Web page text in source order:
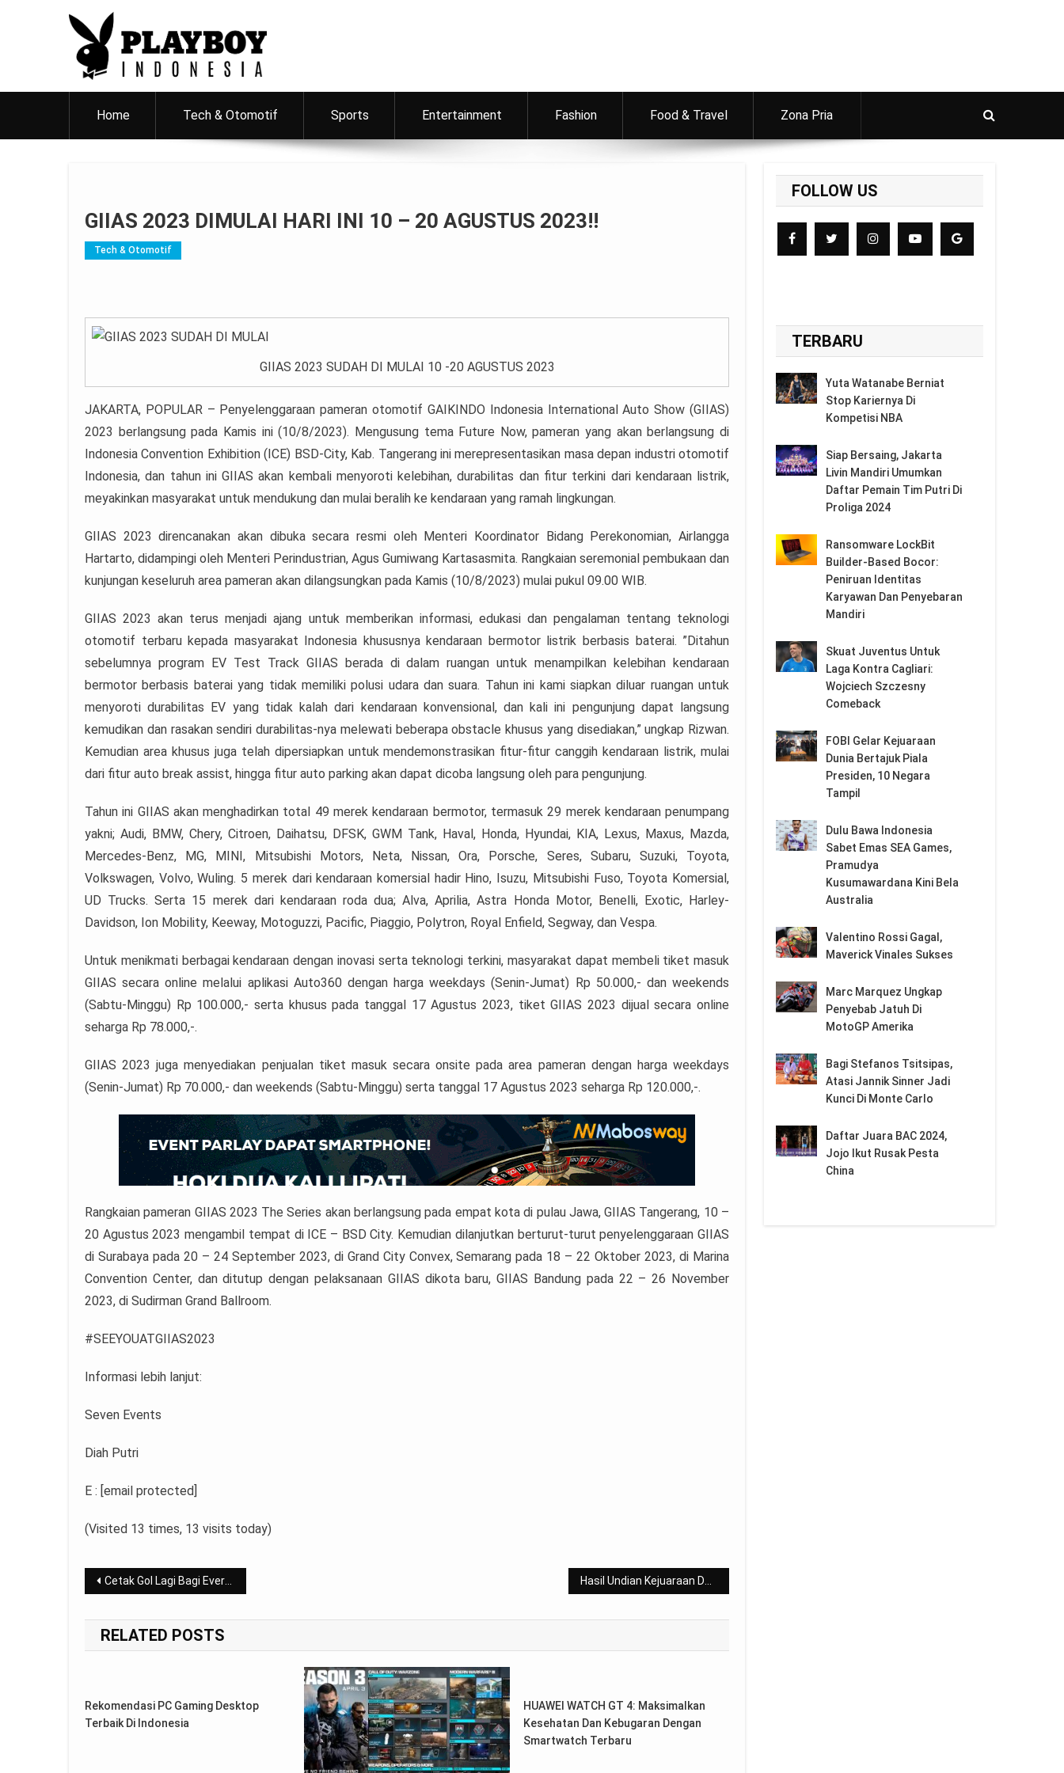
PlayboyID
Majalah Lifestyle Andalan Pria Indonesia
Home
Tech & Otomotif Sports Entertainment Fashion Food & Travel Zona Pria
GIIAS 2023 DIMULAI HARI INI 10 – 20 AGUSTUS 2023!!
Tech & Otomotif
GIIAS 2023 SUDAH DI MULAI 10 -20 AGUSTUS 2023
JAKARTA, POPULAR – Penyelenggaraan pameran otomotif GAIKINDO Indonesia International Auto Show (GIIAS)
2023 berlangsung pada Kamis ini (10/8/2023). Mengusung tema Future Now, pameran yang akan berlangsung di
Indonesia Convention Exhibition (ICE) BSD-City, Kab. Tangerang ini merepresentasikan masa depan industri otomotif
Indonesia, dan tahun ini GIIAS akan kembali menyoroti kelebihan, durabilitas dan fitur terkini dari kendaraan listrik,
meyakinkan masyarakat untuk mendukung dan mulai beralih ke kendaraan yang ramah lingkungan.
GIIAS 2023 direncanakan akan dibuka secara resmi oleh Menteri Koordinator Bidang Perekonomian, Airlangga
Hartarto, didampingi oleh Menteri Perindustrian, Agus Gumiwang Kartasasmita. Rangkaian seremonial pembukaan dan
kunjungan keseluruh area pameran akan dilangsungkan pada Kamis (10/8/2023) mulai pukul 09.00 WIB.
GIIAS 2023 akan terus menjadi ajang untuk memberikan informasi, edukasi dan pengalaman tentang teknologi
otomotif terbaru kepada masyarakat Indonesia khususnya kendaraan bermotor listrik berbasis baterai. ”Ditahun
sebelumnya program EV Test Track GIIAS berada di dalam ruangan untuk menampilkan kelebihan kendaraan
bermotor berbasis baterai yang tidak memiliki polusi udara dan suara. Tahun ini kami siapkan diluar ruangan untuk
menyoroti durabilitas EV yang tidak kalah dari kendaraan konvensional, dan kali ini pengunjung dapat langsung
kemudikan dan rasakan sendiri durabilitas-nya melewati beberapa obstacle khusus yang disediakan,” ungkap Rizwan.
Kemudian area khusus juga telah dipersiapkan untuk mendemonstrasikan fitur-fitur canggih kendaraan listrik, mulai
dari fitur auto break assist, hingga fitur auto parking akan dapat dicoba langsung oleh para pengunjung.
Tahun ini GIIAS akan menghadirkan total 49 merek kendaraan bermotor, termasuk 29 merek kendaraan penumpang
yakni; Audi, BMW, Chery, Citroen, Daihatsu, DFSK, GWM Tank, Haval, Honda, Hyundai, KIA, Lexus, Maxus, Mazda,
Mercedes-Benz, MG, MINI, Mitsubishi Motors, Neta, Nissan, Ora, Porsche, Seres, Subaru, Suzuki, Toyota,
Volkswagen, Volvo, Wuling. 5 merek dari kendaraan komersial hadir Hino, Isuzu, Mitsubishi Fuso, Toyota Komersial,
UD Trucks. Serta 15 merek dari kendaraan roda dua; Alva, Aprilia, Astra Honda Motor, Benelli, Exotic, Harley-
Davidson, Ion Mobility, Keeway, Motoguzzi, Pacific, Piaggio, Polytron, Royal Enfield, Segway, dan Vespa.
Untuk menikmati berbagai kendaraan dengan inovasi serta teknologi terkini, masyarakat dapat membeli tiket masuk
GIIAS secara online melalui aplikasi Auto360 dengan harga weekdays (Senin-Jumat) Rp 50.000,- dan weekends
(Sabtu-Minggu) Rp 100.000,- serta khusus pada tanggal 17 Agustus 2023, tiket GIIAS 2023 dijual secara online
seharga Rp 78.000,-.
GIIAS 2023 juga menyediakan penjualan tiket masuk secara onsite pada area pameran dengan harga weekdays
(Senin-Jumat) Rp 70.000,- dan weekends (Sabtu-Minggu) serta tanggal 17 Agustus 2023 seharga Rp 120.000,-.
Rangkaian pameran GIIAS 2023 The Series akan berlangsung pada empat kota di pulau Jawa, GIIAS Tangerang, 10 –
20 Agustus 2023 mengambil tempat di ICE – BSD City. Kemudian dilanjutkan berturut-turut penyelenggaraan GIIAS
di Surabaya pada 20 – 24 September 2023, di Grand City Convex, Semarang pada 18 – 22 Oktober 2023, di Marina
Convention Center, dan ditutup dengan pelaksanaan GIIAS dikota baru, GIIAS Bandung pada 22 – 26 November
2023, di Sudirman Grand Ballroom.
#SEEYOUATGIIAS2023
Informasi lebih lanjut:
Seven Events
Diah Putri
E : [email protected]
(Visited 13 times, 13 visits today)
Post
navigation
Cetak Gol Lagi Bagi Everton, Dominic Calvert-Lewin Merasa Lebih Tajam
RELATED POSTS
Rekomendasi PC Gaming Desktop
Terbaik Di Indonesia
HUAWEI WATCH GT 4: Maksimalkan
Kesehatan Dan Kebugaran Dengan
Smartwatch Terbaru
FOLLOW US
TERBARU
Yuta Watanabe Berniat
Stop Kariernya Di
Kompetisi NBA
Siap Bersaing, Jakarta
Livin Mandiri Umumkan
Daftar Pemain Tim Putri Di
Proliga 2024
Ransomware LockBit
Builder-Based Bocor:
Peniruan Identitas
Karyawan Dan Penyebaran
Mandiri
Skuat Juventus Untuk
Laga Kontra Cagliari:
Wojciech Szczesny
Comeback
FOBI Gelar Kejuaraan
Dunia Bertajuk Piala
Presiden, 10 Negara
Tampil
Dulu Bawa Indonesia
Sabet Emas SEA Games,
Pramudya
Kusumawardana Kini Bela
Australia
Valentino Rossi Gagal,
Maverick Vinales Sukses
Marc Marquez Ungkap
Penyebab Jatuh Di
MotoGP Amerika
Bagi Stefanos Tsitsipas,
Atasi Jannik Sinner Jadi
Kunci Di Monte Carlo
Daftar Juara BAC 2024,
Jojo Ikut Rusak Pesta
China